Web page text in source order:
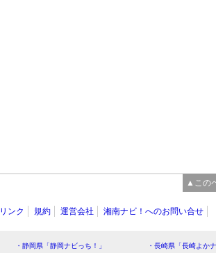
▲この
リンク 規約 運営会社 湘南ナビ！へのお問い合せ
・静岡県「静岡ナビっち！」 ・長崎県「長崎よかナ